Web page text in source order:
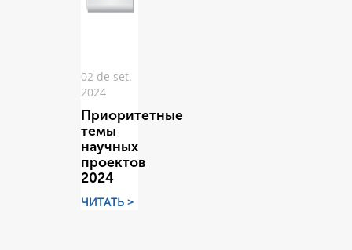
02 de set.
2024
Приоритетные
темы
научных
проектов
2024
ЧИТАТЬ >